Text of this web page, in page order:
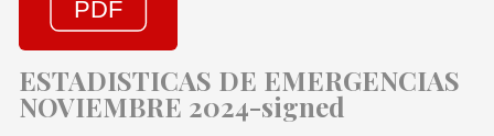
ESTADISTICAS DE EMERGENCIAS
NOVIEMBRE 2024-signed